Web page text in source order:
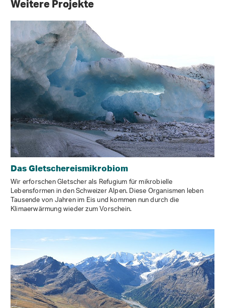
Weitere Projekte
Das Gletschereismikrobiom
Wir erforschen Gletscher als Refugium für mikrobielle
Lebensformen in den Schweizer Alpen. Diese Organismen leben
Tausende von Jahren im Eis und kommen nun durch die
Klimaerwärmung wieder zum Vorschein.